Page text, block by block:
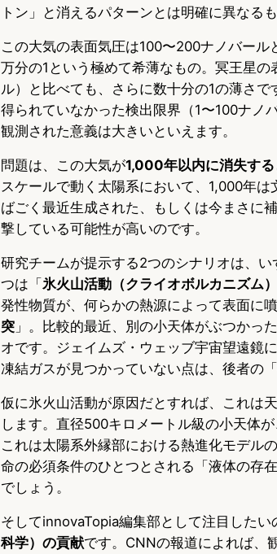
トン」と消えるパターンとは明確に異なるも
この大気の表面気圧は100〜200ナノバー
万分の1という極めて希薄なもの。冥王星
ル）と比べても、さらに数十分の1の薄さ
得られていなかった検出限界（1〜100ナノ
観測された意義は大きいといえます。
問題は、この大気が1,000年以内に消失する
スケールで動く太陽系において、1,000年
ばごく最近生成された、もしくは今まさに
撃している可能性が高いのです。
研究チームが提示する2つのシナリオは、
つは「氷火山活動（クライオボルカニズム）
発性物質が、何らかの熱源によって表面に
突」。比較的最近、別の小天体がぶつかっ
オです。ジェイムズ・ウェッブ宇宙望遠鏡
凍結ガスが見つかっていない点は、後者の
仮に氷火山活動が原因だとすれば、これは
します。直径500キロメートル級の小天体
これは太陽系外縁部における熱進化モデル
命の必須条件のひとつとされる「液体の存
でしょう。
そしてinnovaTopia編集部として注目したい
科学）の貢献です。CNNの報道によれば、